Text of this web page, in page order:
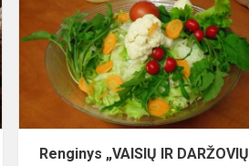
šventė
Rotušėje
Renginys „VAISIŲ IR DARŽOVIŲ